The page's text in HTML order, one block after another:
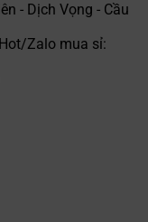
- Dịch Vọng - Cầu
Zalo mua sỉ: